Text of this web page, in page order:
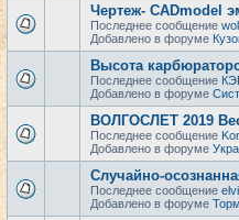
Чертеж- CADmodel
Последнее сообщение
Добавлено в форуме
Высота
Последнее сообщение
Добавлено в форуме
ВОЛГОСЛЕТ 2019
Последнее сообщение
Добавлено в форуме
Случайно-
Последнее сообщение
Добавлено в форуме